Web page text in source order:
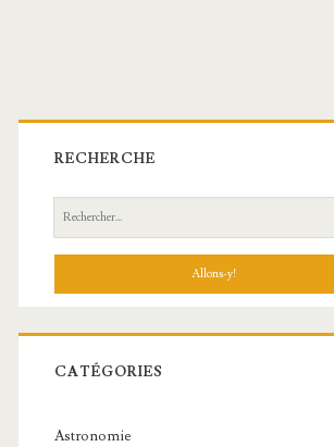
Barre
latérale
principale
RECHERCHE
Recherche:
CATÉGORIES
Astronomie